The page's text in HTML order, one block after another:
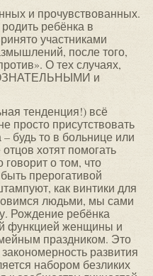
и прочувствованных.
ребёнка в
участниками
после того,
О тех случаях,
и
тенденция!) всё
присутствовать
будь то в больнице или
хотят помогать
о том, что
прерогативой
как винтики для
людьми, мы сами
Рождение ребёнка
функцией женщины и
праздником. Это
развития
набором безликих